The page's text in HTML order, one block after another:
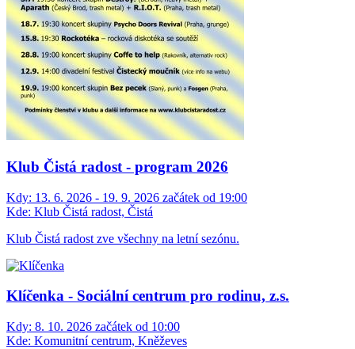
Klub Čistá radost - program 2026
Kdy: 13. 6. 2026 - 19. 9. 2026 začátek od 19:00
Kde: Klub Čistá radost, Čistá
Klub Čistá radost zve všechny na letní sezónu.
Klíčenka - Sociální centrum pro rodinu, z.s.
Kdy: 8. 10. 2026 začátek od 10:00
Kde: Komunitní centrum, Kněževes